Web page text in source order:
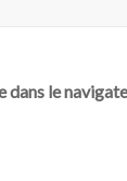
dans le